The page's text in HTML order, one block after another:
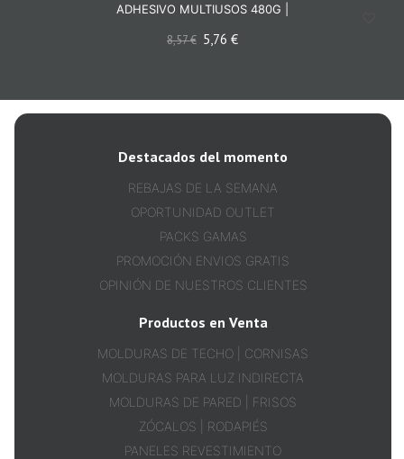
ADHESIVO MULTIUSOS 480G |
8,57€ 5,76 €
Destacados del momento
REBAJAS DE LA SEMANA
OPORTUNIDAD OUTLET
PACKS GAMAS
PROMOCIÓN ENVIOS GRATIS
OPINIÓN DE NUESTROS CLIENTES
Productos en Venta
MOLDURAS DE TECHO | CORNISAS
MOLDURAS PARA LUZ INDIRECTA
MOLDURAS DE PARED | FRISOS
ZÓCALOS | RODAPIÉS
PANELES REVESTIMIENTO